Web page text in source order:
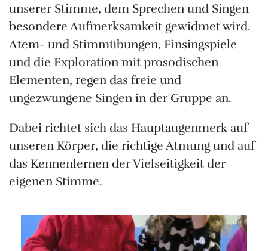
unserer Stimme, dem Sprechen und Singen
besondere Aufmerksamkeit gewidmet wird.
Atem- und Stimmübungen, Einsingspiele
und die Exploration mit prosodischen
Elementen, regen das freie und
ungezwungene Singen in der Gruppe an.
Dabei richtet sich das Hauptaugenmerk auf
unseren Körper, die richtige Atmung und auf
das Kennenlernen der Vielseitigkeit der
eigenen Stimme.